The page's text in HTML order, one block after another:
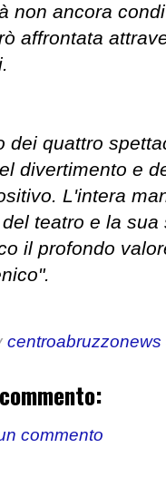
non ancora
affrontata
dei quattro
divertimento e
L'intera
teatro e la
il profondo
centroabruzzonews
commento